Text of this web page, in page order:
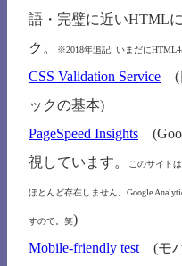
語・完璧に近いHTML
ク。
※2018年追記: いまだにHTML4
CSS Validation Service (
ックの基本)
PageSpeed Insights
視しています。
このサイト
ほとんど存在しません。Google
すので。笑)
Mobile-friendly test (モ